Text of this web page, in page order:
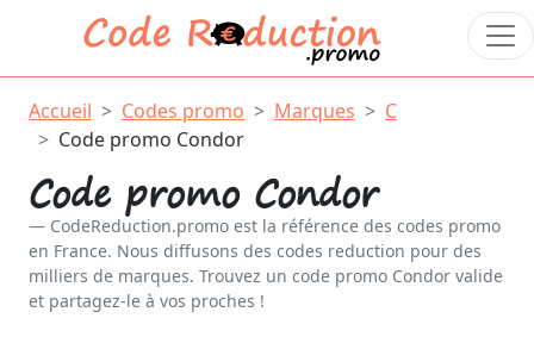
Accueil Codes promo Marques
C
Code promo Condor
Code promo Condor
CodeReduction.promo est la référence des codes promo
en France. Nous diffusons des codes reduction pour des
milliers de marques. Trouvez un code promo Condor valide
et partagez-le à vos proches !